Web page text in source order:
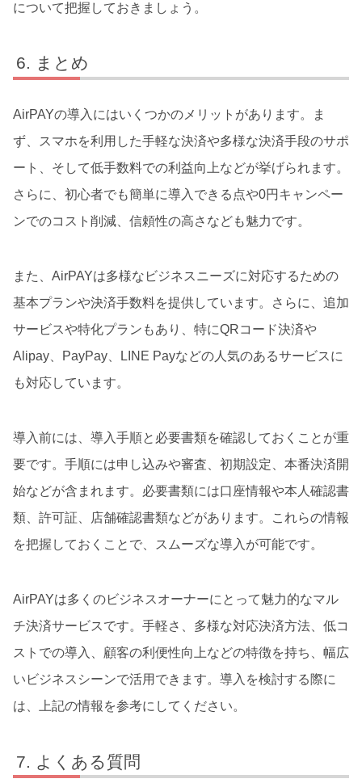
について把握しておきましょう。
まとめ
AirPAYの導入にはいくつかのメリットがあります。ま
ず、スマホを利用した手軽な決済や多様な決済手段のサポ
ート、そして低手数料での利益向上などが挙げられます。
さらに、初心者でも簡単に導入できる点や0円キャンペー
ンでのコスト削減、信頼性の高さなども魅力です。
また、AirPAYは多様なビジネスニーズに対応するための
基本プランや決済手数料を提供しています。さらに、追加
サービスや特化プランもあり、特にQRコード決済や
Alipay、PayPay、LINE Payなどの人気のあるサービスに
も対応しています。
導入前には、導入手順と必要書類を確認しておくことが重
要です。手順には申し込みや審査、初期設定、本番決済開
始などが含まれます。必要書類には口座情報や本人確認書
類、許可証、店舗確認書類などがあります。これらの情報
を把握しておくことで、スムーズな導入が可能です。
AirPAYは多くのビジネスオーナーにとって魅力的なマル
チ決済サービスです。手軽さ、多様な対応決済方法、低コ
ストでの導入、顧客の利便性向上などの特徴を持ち、幅広
いビジネスシーンで活用できます。導入を検討する際に
は、上記の情報を参考にしてください。
よくある質問